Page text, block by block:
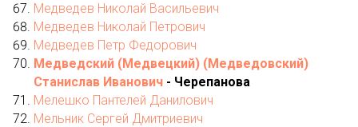
Медведев Николай Васильевич
Медведев Николай Петрович
Медведев Петр Федорович
Медведский (Медвецкий) (Медведовский)
Станислав Иванович - Черепанова
Мелешко Пантелей Данилович
Мельник Сергей Дмитриевич